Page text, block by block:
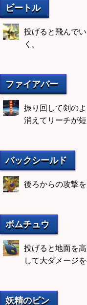
ビートル
投げると飛んで
く。
ファイアバー
振り回して剣の
消えてリーチが
バックシールド
後ろからの攻撃
ボムチュウ
投げると地面を
して大ダメージ
妖精のビン